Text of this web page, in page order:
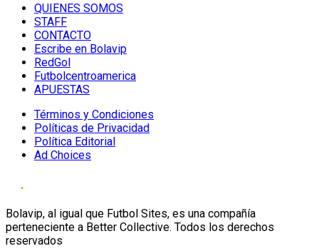
QUIENES SOMOS
STAFF
CONTACTO
Escribe en Bolavip
RedGol
Futbolcentroamerica
APUESTAS
Términos y Condiciones
Políticas de Privacidad
Política Editorial
Ad Choices
Bolavip, al igual que Futbol Sites, es una compañía
perteneciente a Better Collective. Todos los derechos
reservados